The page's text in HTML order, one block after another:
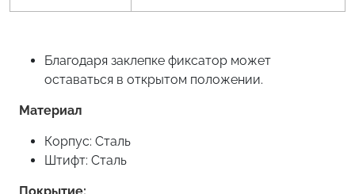
Благодаря заклепке фиксатор может
оставаться в открытом положении.
Материал
Корпус: Сталь
Штифт: Сталь
Покрытие: